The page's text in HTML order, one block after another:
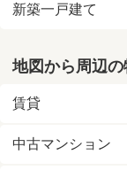
新築一戸建て
地図から周辺
賃貸
中古マンション